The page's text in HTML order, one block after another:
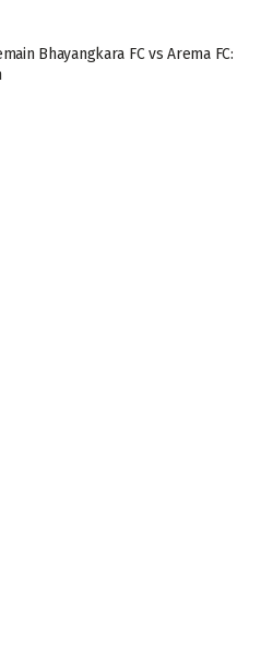
Bhayangkara FC vs Arema FC: